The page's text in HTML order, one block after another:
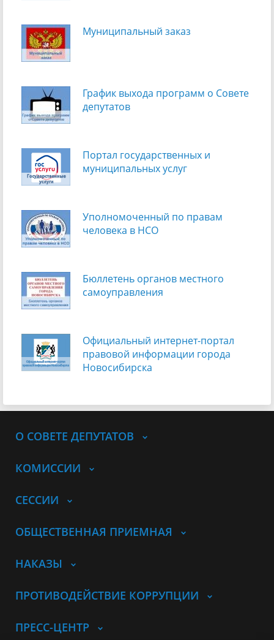
Муниципальный заказ
График выхода программ о Cовете
депутатов
Портал государственных и
муниципальных услуг
Уполномоченный по правам
человека в НСО
Бюллетень органов местного
самоуправления
Официальный интернет-портал
правовой информации города
Новосибирска
О СОВЕТЕ ДЕПУТАТОВ
КОМИССИИ
СЕССИИ
ОБЩЕСТВЕННАЯ ПРИЕМНАЯ
НАКАЗЫ
ПРОТИВОДЕЙСТВИЕ КОРРУПЦИИ
ПРЕСС-ЦЕНТР